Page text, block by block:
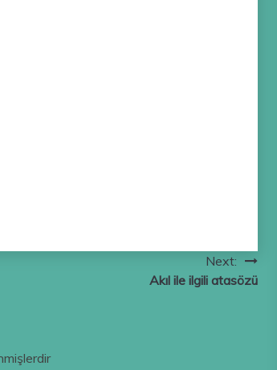
Next:
Akıl ile ilgili atasözü